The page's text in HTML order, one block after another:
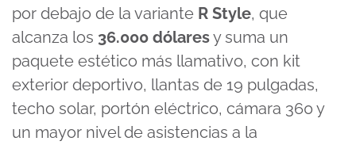
por debajo de la variante R Style, que
alcanza los 36.000 dólaresy suma un
paquete estético más llamativo, con kit
exterior deportivo, llantas de 19 pulgadas,
techo solar, portón eléctrico, cámara 360 y
un mayor nivel de asistencias a la